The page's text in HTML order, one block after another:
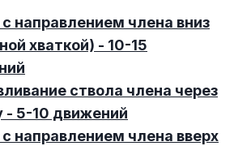
направлением члена вниз
хваткой) - 10-15
ствола члена через
- 5-10 движений
направлением члена вверх